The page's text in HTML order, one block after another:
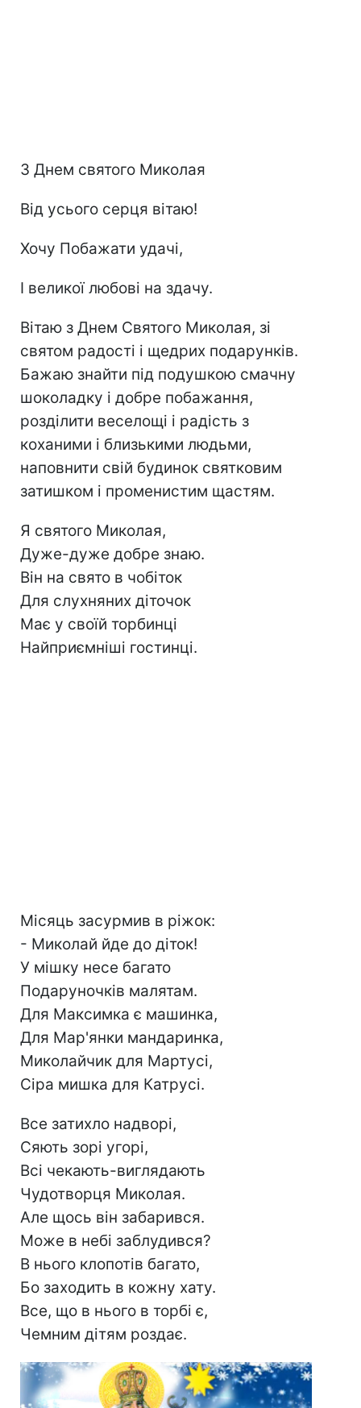
З Днем святого Миколая
Від усього серця вітаю!
Хочу Побажати удачі,
І великої любові на здачу.
Вітаю з Днем Святого Миколая, зі
святом радості і щедрих подарунків.
Бажаю знайти під подушкою смачну
шоколадку і добре побажання,
розділити веселощі і радість з
коханими і близькими людьми,
наповнити свій будинок святковим
затишком і променистим щастям.
Я святого Миколая,
Дуже-дуже добре знаю.
Він на свято в чобіток
Для слухняних діточок
Має у своїй торбинці
Найприємніші гостинці.
Місяць засурмив в ріжок:
- Миколай йде до діток!
У мішку несе багато
Подаруночків малятам.
Для Максимка є машинка,
Для Мар'янки мандаринка,
Миколайчик для Мартусі,
Сіра мишка для Катрусі.
Все затихло надворі,
Сяють зорі угорі,
Всі чекають-виглядають
Чудотворця Миколая.
Але щось він забарився.
Може в небі заблудився?
В нього клопотів багато,
Бо заходить в кожну хату.
Все, що в нього в торбі є,
Чемним дітям роздає.